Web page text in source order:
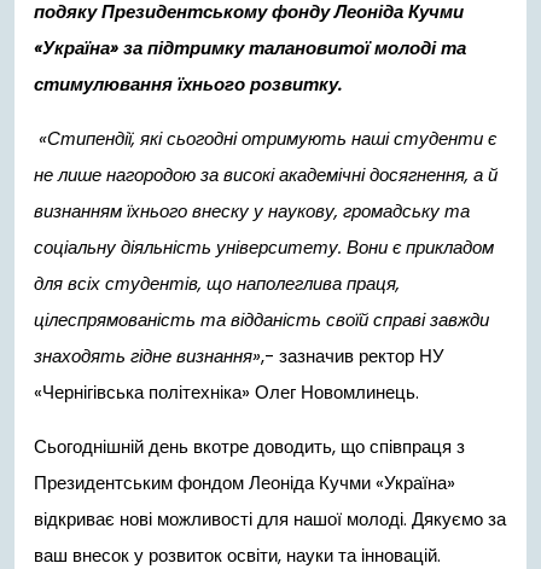
подяку Президентському фонду Леоніда Кучми
«Україна» за підтримку талановитої молоді та
стимулювання їхнього розвитку.
«Стипендії, які сьогодні отримують наші студенти є
не лише нагородою за високі академічні досягнення, а й
визнанням їхнього внеску у наукову, громадську та
соціальну діяльність університету. Вони є прикладом
для всіх студентів, що наполеглива праця,
цілеспрямованість та відданість своїй справі завжди
знаходять гідне визнання»,- зазначив ректор НУ
«Чернігівська політехніка» Олег Новомлинець.
Сьогоднішній день вкотре доводить, що співпраця з
Президентським фондом Леоніда Кучми «Україна»
відкриває нові можливості для нашої молоді. Дякуємо за
ваш внесок у розвиток освіти, науки та інновацій.